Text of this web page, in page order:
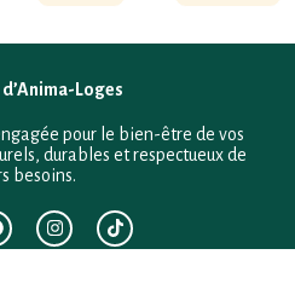
Loges
pour le bien-être de vos
durables et respectueux de
besoins.